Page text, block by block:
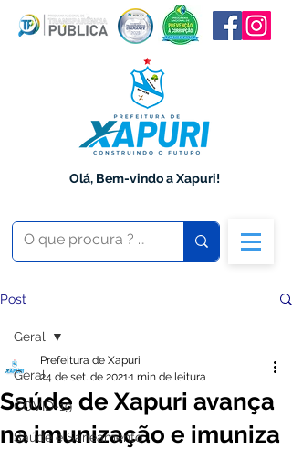
Olá, Bem-vindo a Xapuri!
Post
Geral
COVID-19
Saúde e Saneamento
Geral
Saúde de Xapuri avança
na imunização e imuniza
Prefeitura de Xapuri
24 de set. de 20211 min de leitura